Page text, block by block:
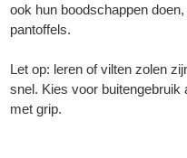
ook hun boodschappen
pantoffels.
Let op: leren of vilten zolen
snel. Kies voor buitengebruik
met grip.